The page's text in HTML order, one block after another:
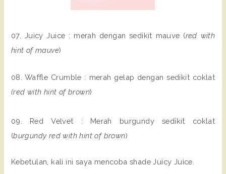
07. Juicy Juice : merah dengan sedikit mauve (red with
hint of mauve)
08. Waffle Crumble : merah gelap dengan sedikit coklat
(red with hint of brown)
09. Red Velvet : Merah burgundy sedikit coklat
(burgundy red with hint of brown)
Kebetulan, kali ini saya mencoba shade Juicy Juice.